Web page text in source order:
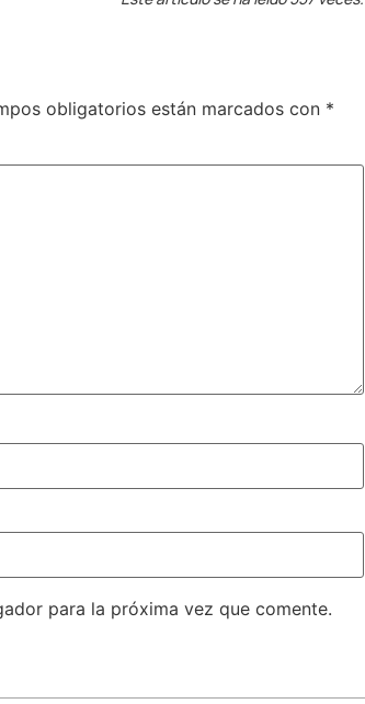
obligatorios están marcados con *
para la próxima vez que comente.